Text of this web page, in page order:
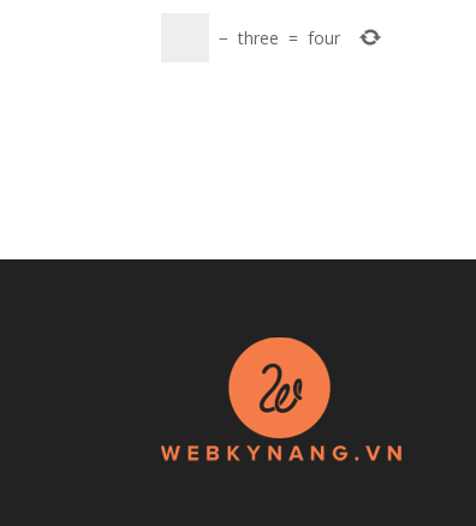
− three = four